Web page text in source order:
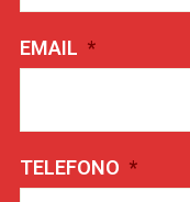
EMAIL *
TELEFONO *